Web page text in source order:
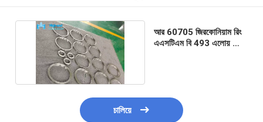
আর 60705 জিরকোনিয়াম রিং
এএসটিএম বি 493 এলোয় রিং
চালিয়ে